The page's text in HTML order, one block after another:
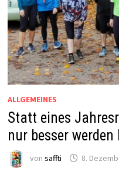
ALLGEMEINES
Statt eines
nur besser werden
von saffti 8.